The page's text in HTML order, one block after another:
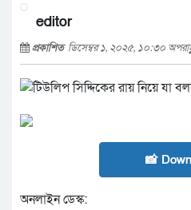
editor
প্রকাশিত ডিসেম্বর ১, ২০২৫, ১০:৩০
📸
অনলাইন ডেস্ক: